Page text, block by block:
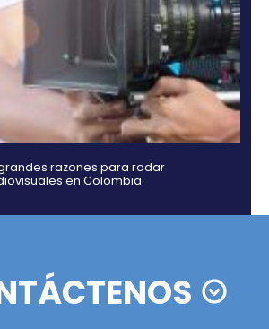
Moody's, Fitch and Standard &
in Colombia
02 de